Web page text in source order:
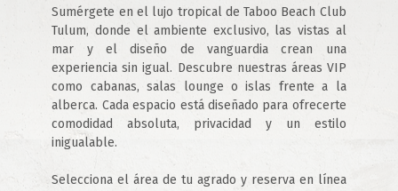
Sumérgete en el lujo tropical de Taboo Beach Club
Tulum, donde el ambiente exclusivo, las vistas al
mar y el diseño de vanguardia crean una
experiencia sin igual. Descubre nuestras áreas VIP
como cabanas, salas lounge o islas frente a la
alberca. Cada espacio está diseñado para ofrecerte
comodidad absoluta, privacidad y un estilo
inigualable.
Selecciona el área de tu agrado y reserva en línea